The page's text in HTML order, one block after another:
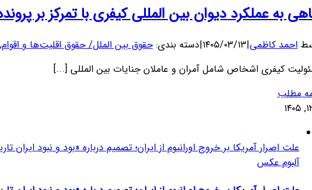
به عملکرد دیوان بین المللی کیفری با تمرکز بر
احمد کاظمی|۱۴۰۵/۰۳/۱۳|دسته بندی:حقوق بین الملل/ حقوق اقلیت‌ها و اقوام
کیفری اشخاص شامل آمران و عاملان جنایات بین المللی [...]
مطلب
علت اصرار آمریکا بر خروج اورانیوم از ایران؛ تصمیم درباره «بود و نبود ایران
آلبوم عکس